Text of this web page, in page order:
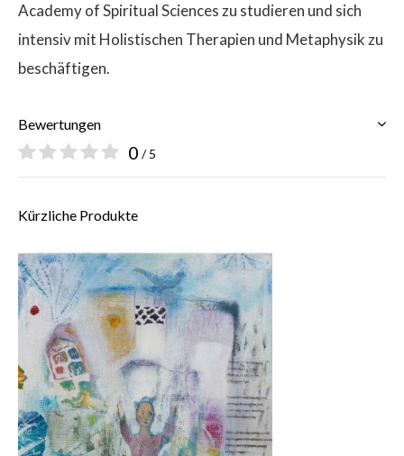
Academy of Spiritual Sciences zu studieren und sich
intensiv mit Holistischen Therapien und Metaphysik zu
beschäftigen.
Bewertungen
0 / 5
Kürzliche Produkte